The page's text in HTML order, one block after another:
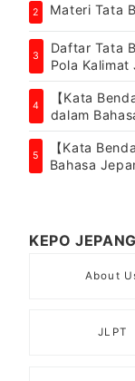
2 Materi Tata
3
Daftar Tata
Pola Kalimat
4
【Kata
dalam
5
【Kata
Bahasa
KEPO JEPANG
About
JLPT